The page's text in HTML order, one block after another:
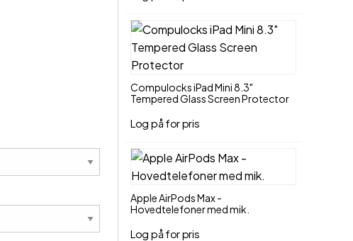
Compulocks iPad Mini 8.3"
Tempered Glass Screen Protector
Log på for pris
Apple AirPods Max -
Hovedtelefoner med mik.
Log på for pris